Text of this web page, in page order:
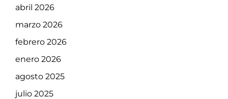
abril 2026
marzo 2026
febrero 2026
enero 2026
agosto 2025
julio 2025